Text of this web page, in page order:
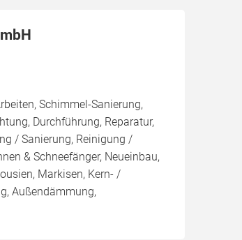
Schimmel-Sanierung,
Durchführung, Reparatur,
/ Sanierung, Reinigung /
& Schneefänger, Neueinbau,
Markisen, Kern- /
Außendämmung,